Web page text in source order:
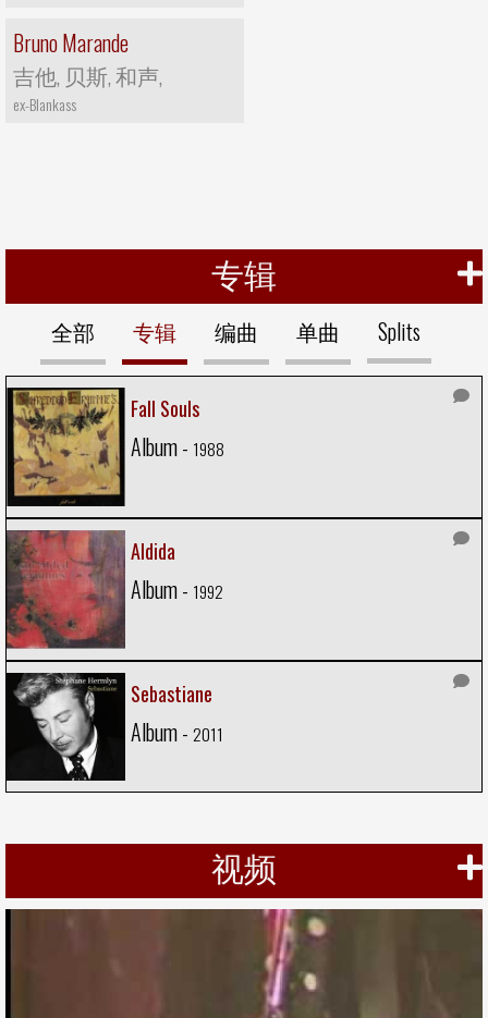
Bruno Marande
吉他, 贝斯, 和声,
ex-Blankass
专辑
全部 专辑 编曲 单曲 Splits
Fall Souls
Album - 1988
Aldida
Album - 1992
Sebastiane
Album - 2011
视频